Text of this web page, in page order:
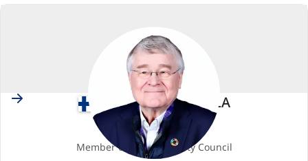
FinlandMarkku MARKKULA
Членство
Member of the Espoo City Council